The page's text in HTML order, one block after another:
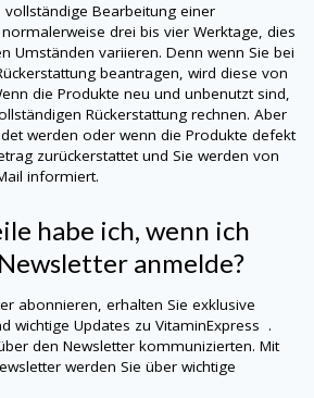
Bearbeitung einer
drei bis vier Werktage, dies
Umständen variieren. Denn wenn Sie bei
beantragen, wird diese von
die Produkte neu und unbenutzt sind,
Rückerstattung rechnen. Aber
werden oder wenn die Produkte defekt
zurückerstattet und Sie werden von
informiert.
habe ich, wenn ich
anmelde?
abonnieren, erhalten Sie exklusive
wichtige Updates zu VitaminExpress .
den Newsletter kommunizierten. Mit
werden Sie über wichtige